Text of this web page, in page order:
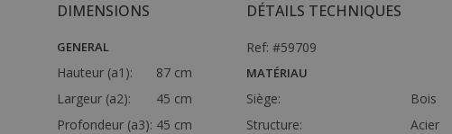
DIMENSIONS
GENERAL
Hauteur (a1):
87 cm
Largeur (a2):
45 cm
Profondeur (a3): 45 cm
DÉTAILS TECHNIQUES
Ref: #59709
MATÉRIAU
Siège:
Bois
Structure:
Acier